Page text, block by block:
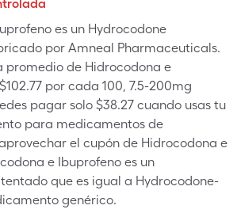
es un Hydrocodone
por Amneal Pharmaceuticals.
promedio de Hidrocodona e
por cada 100, 7.5-200mg
pagar solo $38.27 cuando usas tu
para medicamentos de
el cupón de Hidrocodona e
e Ibuprofeno es un
que es igual a Hydrocodone-
genérico.